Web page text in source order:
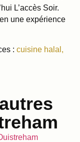
L’accès Soir.
une expérience
: cuisine halal,